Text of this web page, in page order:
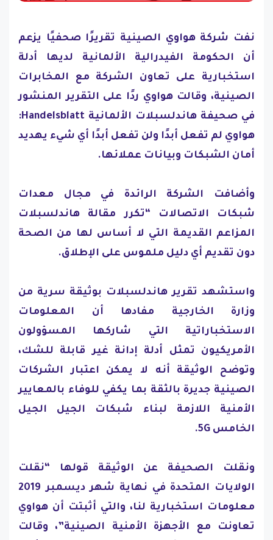
نفت شركة هواوي الصينية تقريرًا صحفيًا يزعم
أن الحكومة الفيدرالية الألمانية لديها أدلة
استخبارية على تعاون الشركة مع المخابرات
الصينية، وقالت هواوي ردًا على التقرير المنشور
في صحيفة هاندلسبلات الألمانية Handelsblatt:
هواوي لم تفعل أبدًا ولن تفعل أبدًا أي شيء يهديد
أمان الشبكات وبيانات عملائها.
وأضافت الشركة الرائدة في مجال معدات
شبكات الاتصالات “تكرر مقالة هاندلسبلات
المزاعم القديمة التي لا أساس لها من الصحة
دون تقديم أي دليل ملموس على الإطلاق.
واستشهد تقرير هاندلسبلات بوثيقة سرية من
وزارة الخارجية مفادها أن المعلومات
الاستخباراتية التي شاركها المسؤولون
الأمريكيون تمثل أدلة إدانة غير قابلة للشك،
وتوضح الوثيقة أنه لا يمكن اعتبار الشركات
الصينية جديرة بالثقة بما يكفي للوفاء بالمعايير
الأمنية اللازمة لبناء شبكات الجيل الجيل
الخامس 5G.
ونقلت الصحيفة عن الوثيقة قولها “نقلت
الولايات المتحدة في نهاية شهر ديسمبر 2019
معلومات استخبارية لنا، والتي أثبتت أن هواوي
تعاونت مع الأجهزة الأمنية الصينية”، وقالت